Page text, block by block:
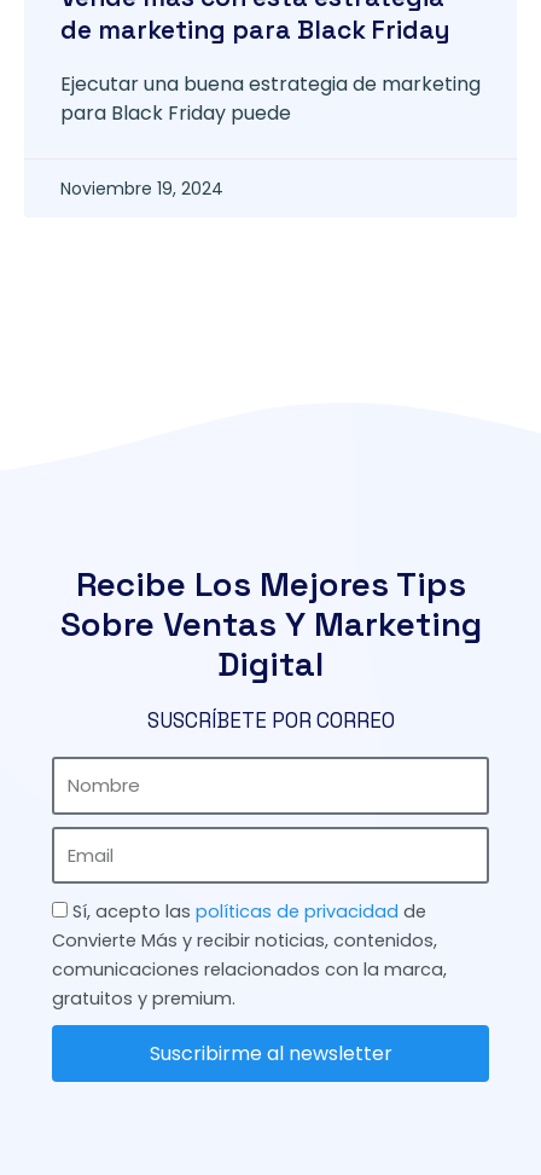
de marketing para Black Friday
Ejecutar una buena estrategia de marketing
para Black Friday puede
Noviembre 19, 2024
Recibe Los Mejores Tips
Sobre Ventas Y Marketing
Digital
SUSCRÍBETE POR CORREO
Check
Sí, acepto las políticas de privacidad de
Convierte Más y recibir noticias, contenidos,
comunicaciones relacionados con la marca,
gratuitos y premium.
Suscribirme al newsletter